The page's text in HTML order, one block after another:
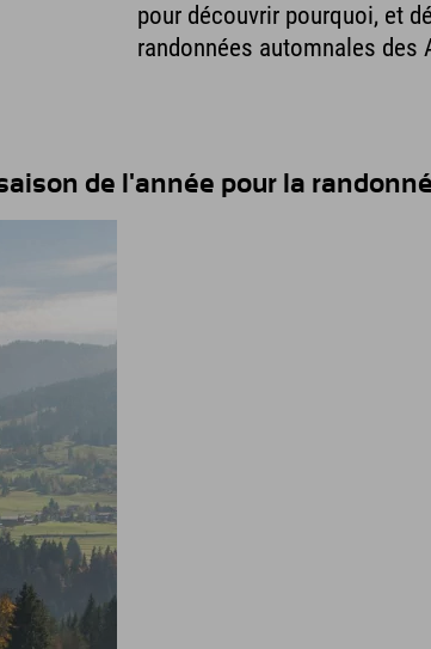
pour découvrir pourquoi, et
randonnées automnales des
de l'année pour la